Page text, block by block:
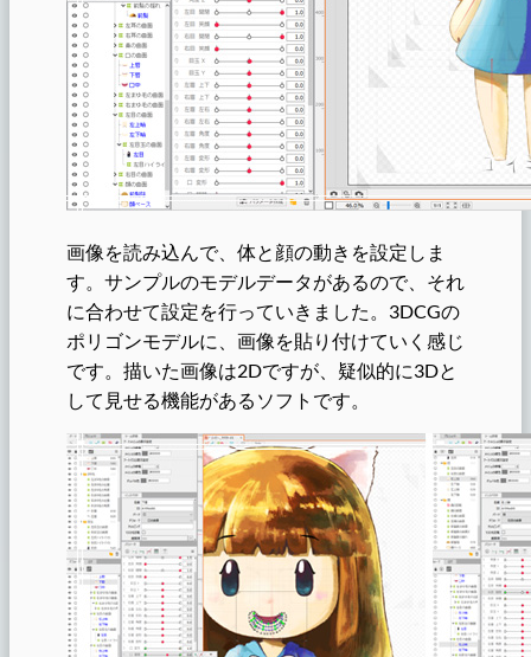
画像を読み込んで、体と顔の動きを設定しま
す。サンプルのモデルデータがあるので、それ
に合わせて設定を行っていきました。3DCGの
ポリゴンモデルに、画像を貼り付けていく感じ
です。描いた画像は2Dですが、疑似的に3Dと
して見せる機能があるソフトです。